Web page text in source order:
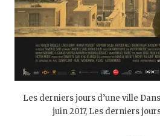
Les derniers jours d’une ville
juin 2017, Les derniers